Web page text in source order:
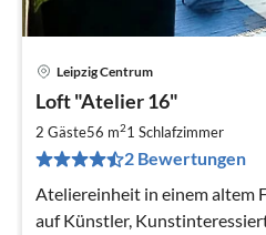
Leipzig Centrum
Loft "Atelier 16"
2 Gäste56 m21 Schlafzimmer
2 Bewertungen
Ateliereinheit in einem altem
auf Künstler,